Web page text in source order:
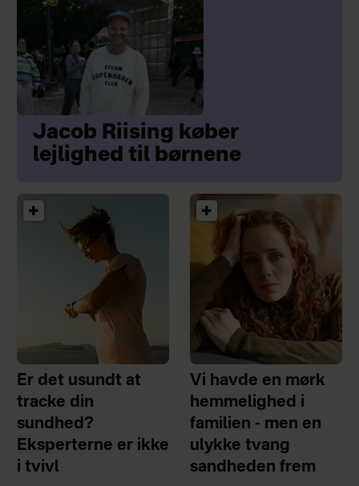
Jacob Riising køber
lejlighed til børnene
Er det usundt at
tracke din
sundhed?
Eksperterne er ikke
i tvivl
Vi havde en mørk
hemmelighed i
familien - men en
ulykke tvang
sandheden frem